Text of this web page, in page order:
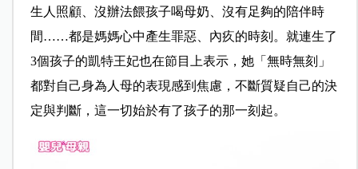
生人照顧、沒辦法餵孩子喝母奶、沒有足夠的陪伴時
間……都是媽媽心中產生罪惡、內疚的時刻。就連生了
3個孩子的凱特王妃也在節目上表示，她「無時無刻」
都對自己身為人母的表現感到焦慮，不斷質疑自己的決
定與判斷，這一切始於有了孩子的那一刻起。